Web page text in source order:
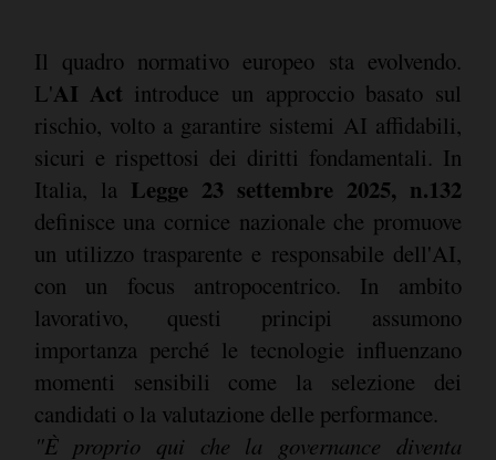
Il quadro normativo europeo sta evolvendo.
L'AI Act introduce un approccio basato sul
rischio, volto a garantire sistemi AI affidabili,
sicuri e rispettosi dei diritti fondamentali. In
Italia, la Legge 23 settembre 2025, n.132
definisce una cornice nazionale che promuove
un utilizzo trasparente e responsabile dell'AI,
con un focus antropocentrico. In ambito
lavorativo, questi principi assumono
importanza perché le tecnologie influenzano
momenti sensibili come la selezione dei
candidati o la valutazione delle performance.
"È proprio qui che la governance diventa